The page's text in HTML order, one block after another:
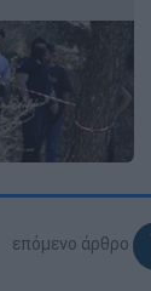
επόμενο άρθρο